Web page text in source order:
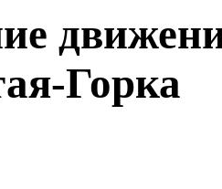
Горка